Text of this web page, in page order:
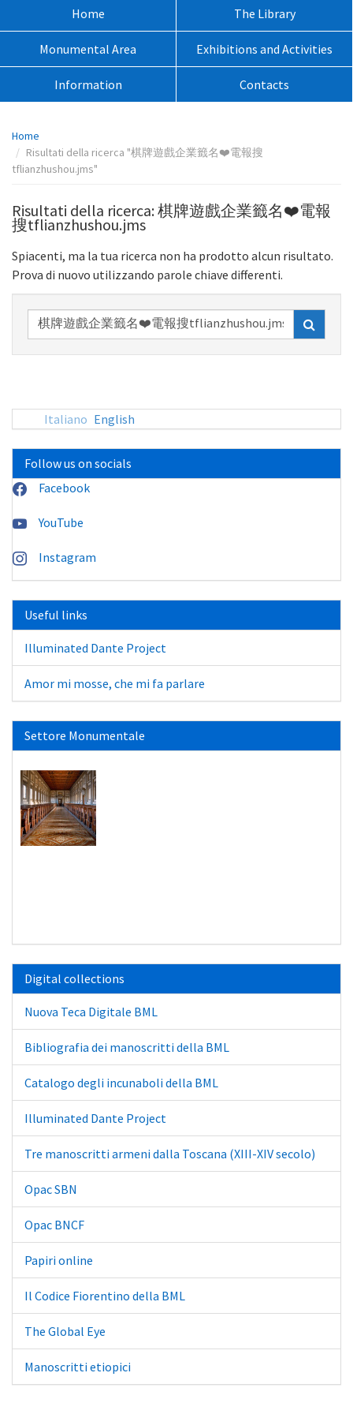
Home The Library
Monumental Area Exhibitions and Activities
Information Contacts
Percorso
pagina:
Home
Risultati della ricerca "棋牌遊戲企業籤名❤️電報搜
tflianzhushou.jms"
Risultati della ricerca: 棋牌遊戲企業籤名❤️電報
搜tflianzhushou.jms
Spiacenti, ma la tua ricerca non ha prodotto alcun risultato.
Prova di nuovo utilizzando parole chiave differenti.
Ricerca
nel
sito:
Italiano English
Follow us on socials
Facebook
YouTube
Instagram
Useful links
Illuminated Dante Project
Amor mi mosse, che mi fa parlare
Settore Monumentale
Digital collections
Nuova Teca Digitale BML
Bibliografia dei manoscritti della BML
Catalogo degli incunaboli della BML
Illuminated Dante Project
Tre manoscritti armeni dalla Toscana (XIII-XIV secolo)
Opac SBN
Opac BNCF
Papiri online
Il Codice Fiorentino della BML
The Global Eye
Manoscritti etiopici